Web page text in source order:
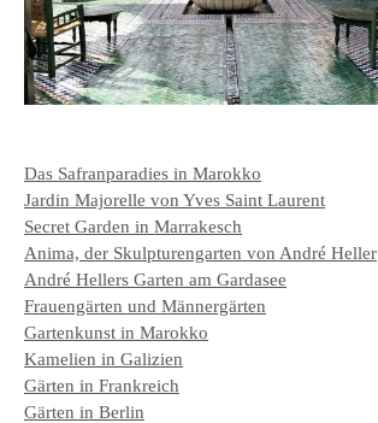
Das Safranparadies in Marokko
Jardin Majorelle von Yves Saint Laurent
Secret Garden in Marrakesch
Anima, der Skulpturengarten von André Heller
André Hellers Garten am Gardasee
Frauengärten und Männergärten
Gartenkunst in Marokko
Kamelien in Galizien
Gärten in Frankreich
Gärten in Berlin